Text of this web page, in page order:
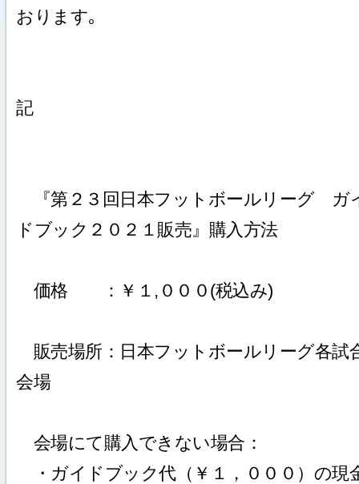
おります｡
記
『第２３回日本フットボールリーグ ガ
ドブック２０２１販売』購入方法
価格 ：￥１,０００(税込み)
販売場所：日本フットボールリーグ各試
会場
会場にて購入できない場合：
・ガイドブック代（￥１，０００）の現